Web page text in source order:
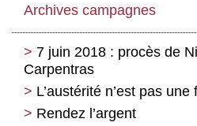
Archives campagnes
7 juin 2018 : procès de
Carpentras
L’austérité n’est pas une
Rendez l’argent